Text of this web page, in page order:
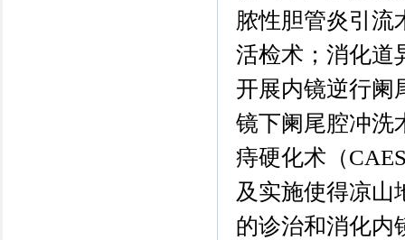
脓性胆管炎引流
活检术；消化道
开展内镜逆行阑
镜下阑尾腔冲洗
痔硬化术（
及实施使得凉山
的诊治和消化内